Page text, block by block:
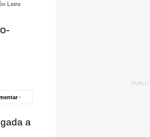
Leiro
·
a